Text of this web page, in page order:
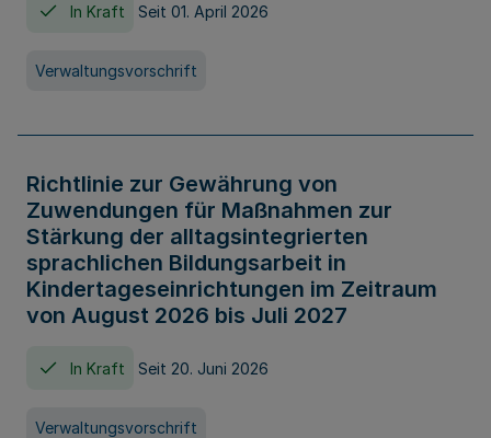
In Kraft Seit 01. April 2026
Verwaltungsvorschrift
Richtlinie zur Gewährung von
Zuwendungen für Maßnahmen zur
Stärkung der alltagsintegrierten
sprachlichen Bildungsarbeit in
Kindertageseinrichtungen im Zeitraum
von August 2026 bis Juli 2027
In Kraft Seit 20. Juni 2026
Verwaltungsvorschrift